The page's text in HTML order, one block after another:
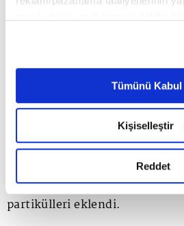
belirleyebilirsiniz. Çerezlere ilişkin
Ayarlar butonuna tıklayabilir,
Metnimizi ziyaret edebilirsiniz.
6698 sayılı Kişisel Verilerin
okumak ve sitemizi ziyaretiniz
gerçekleştirilen veri işleme
detaylı bilgi almak için lütfen
Tümünü Kabul
Kişiselleştir
Reddet
Phantom Centenary Private
birleşiminden oluşuyor. İki
Champagne Crystalboya,
modellerine gönderme yapan
sunuyor. Bu özel boyada,
kazandırmak için şeffaf
partikülleri eklendi.